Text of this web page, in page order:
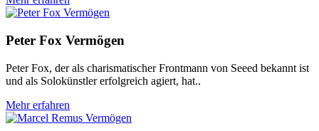
Peter Fox Vermögen
Peter Fox, der als charismatischer Frontmann von Seeed bekannt ist
und als Solokünstler erfolgreich agiert, hat..
Mehr erfahren